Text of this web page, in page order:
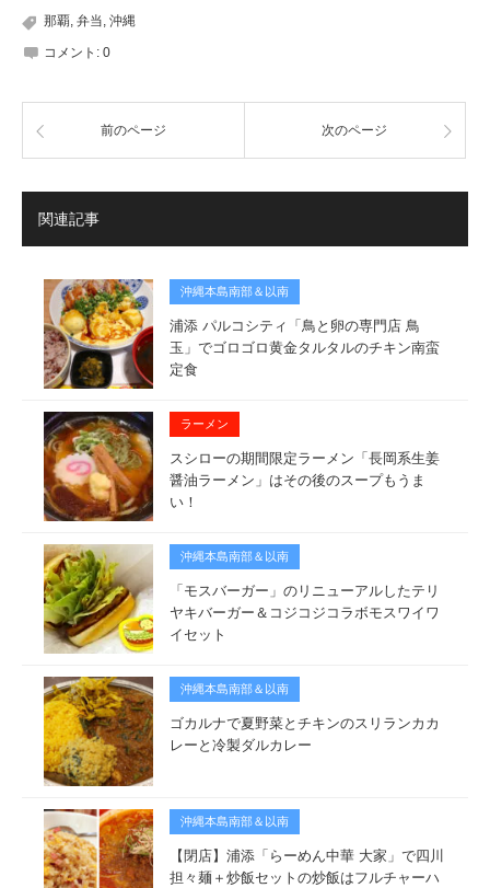
那覇 弁当 沖縄
コメント: 0
前のページ 次のページ
関連記事
沖縄本島南部＆以南
浦添 パルコシティ「鳥と卵の専門店 鳥
玉」でゴロゴロ黄金タルタルのチキン南蛮
定食
ラーメン
スシローの期間限定ラーメン「長岡系生姜
醤油ラーメン」はその後のスープもうま
い！
沖縄本島南部＆以南
「モスバーガー」のリニューアルしたテリ
ヤキバーガー＆コジコジコラボモスワイワ
イセット
沖縄本島南部＆以南
ゴカルナで夏野菜とチキンのスリランカカ
レーと冷製ダルカレー
沖縄本島南部＆以南
【閉店】浦添「らーめん中華 大家」で四川
担々麺＋炒飯セットの炒飯はフルチャーハ